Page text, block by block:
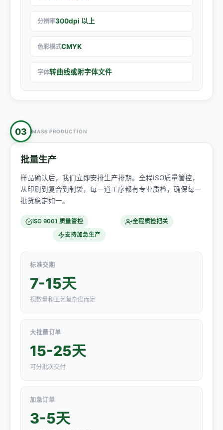
分辨率300dpi 以上
色彩模式CMYK
字体转曲线或附字体文件
03 MASS PRODUCTION
批量生产
样品确认后，我们立即安排生产排期。全程ISO质量管控，
从印刷到复合到制袋，每一道工序都有专业质检，确保每一
批货稳定如一。
ISO 9001 质量管控
全程质检把关
支持加急生产
标准交期
7-15天
视数量和工艺复杂度而定
大批量订单
15-25天
可分批次交付
加急订单
3-5天